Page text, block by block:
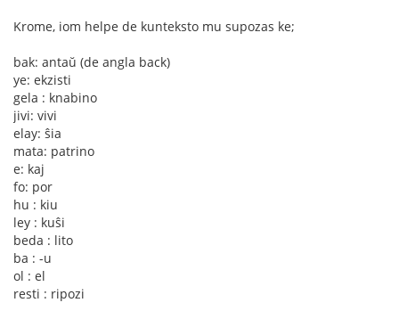
Krome, iom helpe de kunteksto mu supozas ke;
bak: antaŭ (de angla back)
ye: ekzisti
gela : knabino
jivi: vivi
elay: ŝia
mata: patrino
e: kaj
fo: por
hu : kiu
ley : kuŝi
beda : lito
ba : -u
ol : el
resti : ripozi